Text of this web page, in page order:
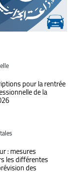
pour la rentrée
de la
: mesures
les différentes
des